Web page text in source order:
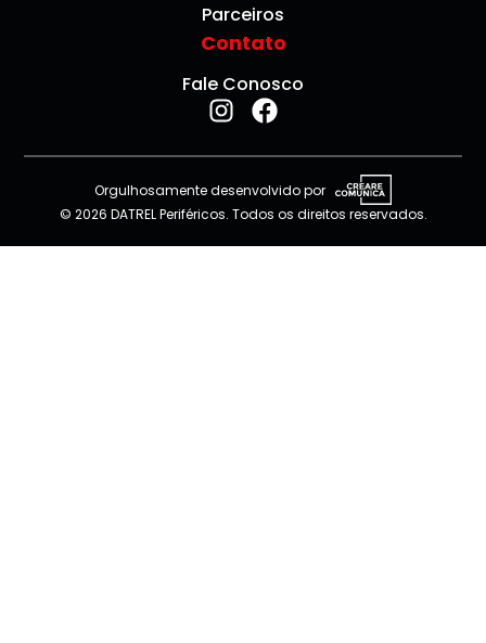
Parceiros
Contato
Fale Conosco
© 2026 DATREL Periféricos. Todos os direitos reservados.
Orgulhosamente desenvolvido por